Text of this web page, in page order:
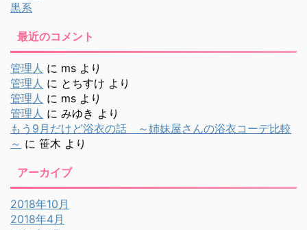
黒系
最近のコメント
管理人 に ms より
管理人 に とちすけ より
管理人 に ms より
管理人 に みゆき より
もう9月だけど浴衣の話 ～姉妹屋さんの浴衣コーデ比較
～ に 笹木 より
アーカイブ
2018年10月
2018年4月